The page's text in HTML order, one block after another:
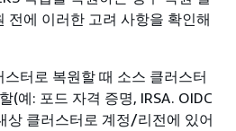
전에 이러한 고려 사항을 확인해
스터로 복원할 때 소스 클러스터
(예: 포드 자격 증명, IRSA. OIDC
상 클러스터로 계정/리전에 있어